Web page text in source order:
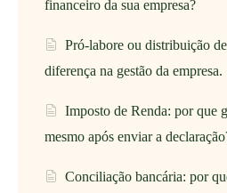
financeiro da sua empresa?
Pró-labore ou distribuição
diferença na gestão da empresa.
Imposto de Renda: por que
mesmo após enviar a
Conciliação bancária: por